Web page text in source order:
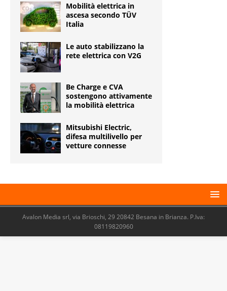
Mobilità elettrica in
ascesa secondo TÜV
Italia
Le auto stabilizzano la
rete elettrica con V2G
Be Charge e CVA
sostengono attivamente
la mobilità elettrica
Mitsubishi Electric,
difesa multilivello per
vetture connesse
Avalon Media srl, via Brioschi, 29 20842 Besana in Brianza. P.Iva:
08119820960